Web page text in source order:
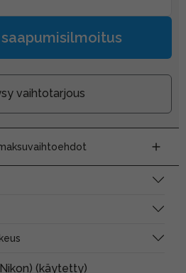
vaihtotarjous
(käytetty)